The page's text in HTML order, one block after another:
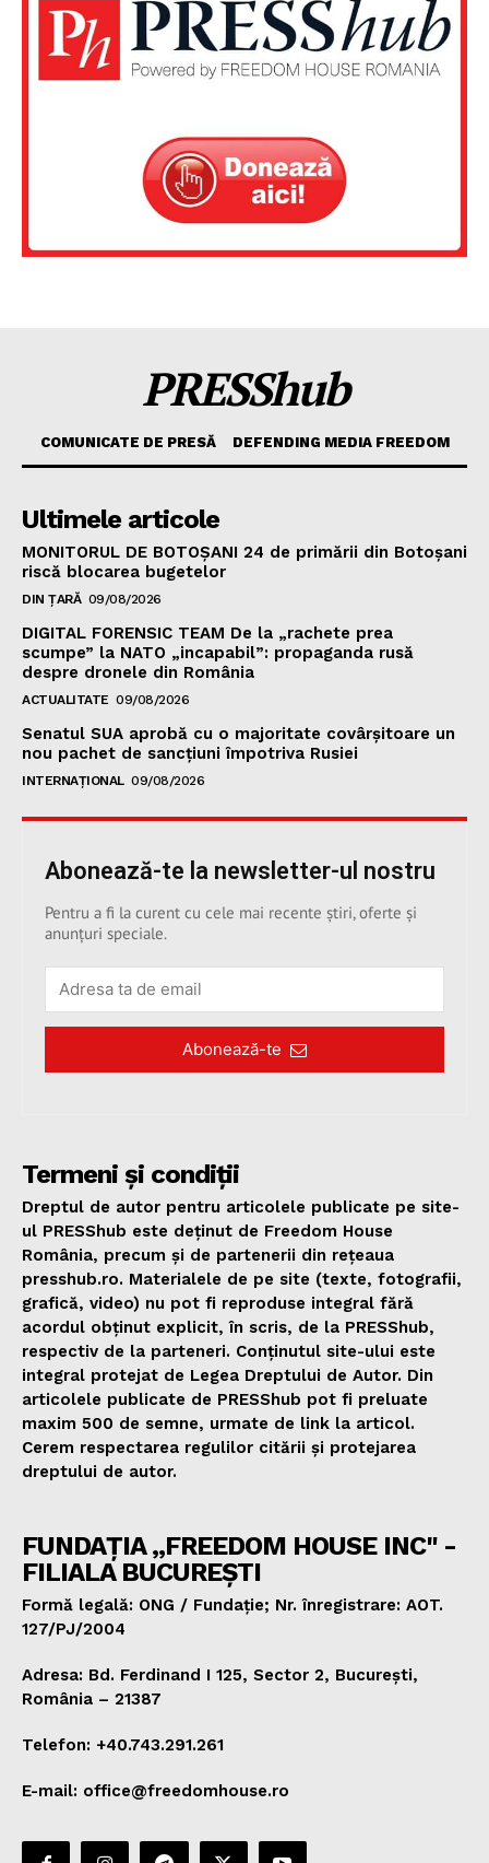
PRESShub
COMUNICATE DE PRESĂ DEFENDING MEDIA FREEDOM
Ultimele articole
MONITORUL DE BOTOȘANI 24 de primării din Botoșani
riscă blocarea bugetelor
DIN ȚARĂ 09/08/2026
DIGITAL FORENSIC TEAM De la „rachete prea
scumpe” la NATO „incapabil”: propaganda rusă
despre dronele din România
ACTUALITATE 09/08/2026
Senatul SUA aprobă cu o majoritate covârșitoare un
nou pachet de sancțiuni împotriva Rusiei
INTERNAȚIONAL 09/08/2026
Abonează-te la newsletter-ul nostru
Pentru a fi la curent cu cele mai recente știri, oferte și
anunțuri speciale.
Abonează-te
Termeni și condiții
Dreptul de autor pentru articolele publicate pe site-
ul PRESShub este deținut de Freedom House
România, precum și de partenerii din rețeaua
presshub.ro. Materialele de pe site (texte, fotografii,
grafică, video) nu pot fi reproduse integral fără
acordul obținut explicit, în scris, de la PRESShub,
respectiv de la parteneri. Conținutul site-ului este
integral protejat de Legea Dreptului de Autor. Din
articolele publicate de PRESShub pot fi preluate
maxim 500 de semne, urmate de link la articol.
Cerem respectarea regulilor citării și protejarea
dreptului de autor.
FUNDAȚIA „FREEDOM HOUSE INC" -
FILIALA BUCUREȘTI
Formă legală: ONG / Fundație; Nr. înregistrare: AOT.
127/PJ/2004
Adresa: Bd. Ferdinand I 125, Sector 2, București,
România – 21387
Telefon: +40.743.291.261
E-mail: office@freedomhouse.ro